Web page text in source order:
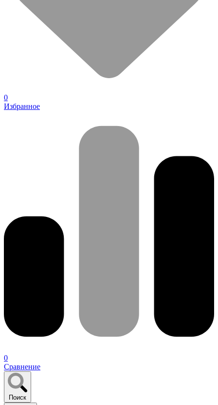
0
Избранное
0
Сравнение
Поиск